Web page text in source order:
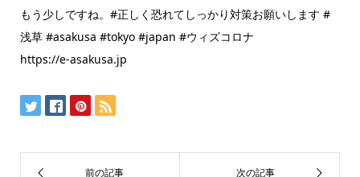
もう少しですね。#正しく恐れてしっかり対策お願いします #
浅草 #asakusa #tokyo #japan #ウィズコロナ
https://e-asakusa.jp